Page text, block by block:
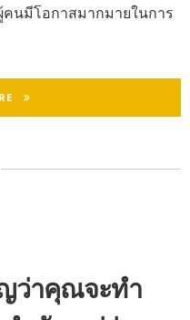
นมีโอกาสมากมายในการ
ว่าคุณจะทำ